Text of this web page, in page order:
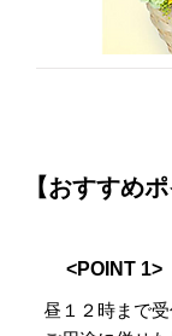
【おすすめポ
<POINT 1>
昼１２時まで受